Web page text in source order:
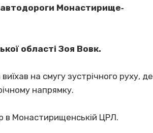
Монастирище‐
області Зоя Вовк.
на смугу зустрічного руху, де
напрямку.
в Монастирищенській ЦРЛ.